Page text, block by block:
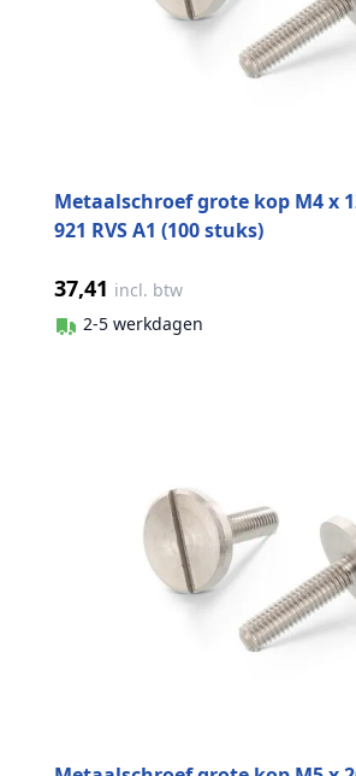
Metaalschroef grote kop M4 x
921 RVS A1 (100 stuks)
37,41 incl. btw
2-5 werkdagen